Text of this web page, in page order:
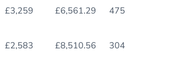
£3,259 £6,561.29 475
£2,583 £8,510.56 304